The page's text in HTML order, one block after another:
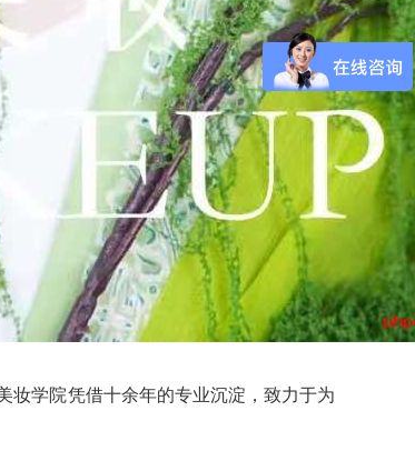
妆学院凭借十余年的专业沉淀，致力于为